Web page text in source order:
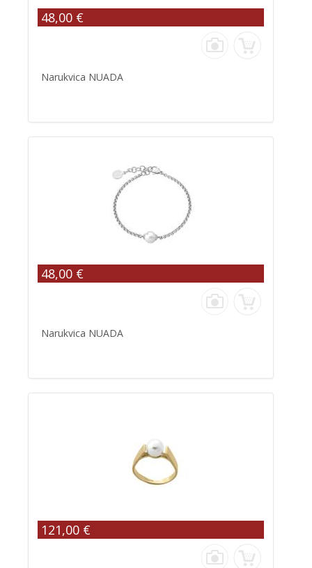
48,00 €
Narukvica NUADA
48,00 €
Narukvica NUADA
121,00 €